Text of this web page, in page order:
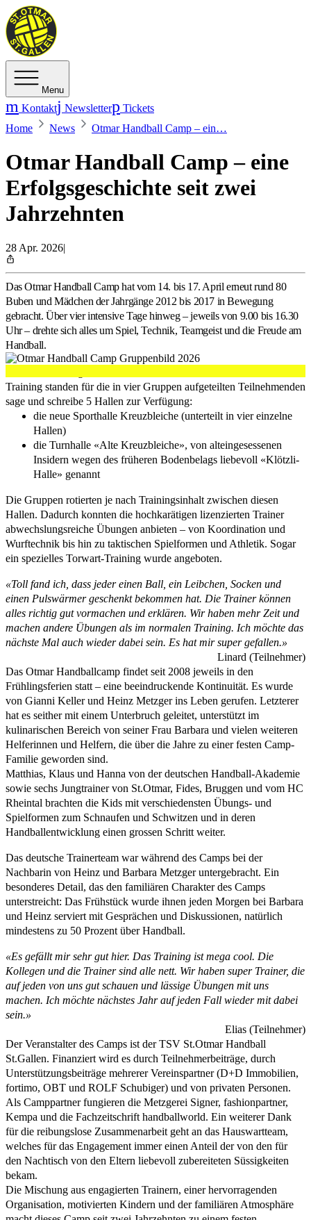
Menu
Kontakt Newsletter
Tickets
Home
News Otmar Handball Camp – ein…
Otmar Handball Camp – eine
Erfolgsgeschichte seit zwei
Jahrzehnten
28 Apr. 2026|
Das Otmar Handball Camp hat vom 14. bis 17. April erneut rund 80
Buben und Mädchen der Jahrgänge 2012 bis 2017 in Bewegung
gebracht. Über vier intensive Tage hinweg – jeweils von 9.00 bis 16.30
Uhr – drehte sich alles um Spiel, Technik, Teamgeist und die Freude am
Handball.
Training standen für die in vier Gruppen aufgeteilten Teilnehmenden
sage und schreibe 5 Hallen zur Verfügung:
die neue Sporthalle Kreuzbleiche (unterteilt in vier einzelne
Hallen)
die Turnhalle «Alte Kreuzbleiche», von alteingesessenen
Insidern wegen des früheren Bodenbelags liebevoll «Klötzli-
Halle» genannt
Die Gruppen rotierten je nach Trainingsinhalt zwischen diesen
Hallen. Dadurch konnten die hochkarätigen lizenzierten Trainer
abwechslungsreiche Übungen anbieten – von Koordination und
Wurftechnik bis hin zu taktischen Spielformen und Athletik. Sogar
ein spezielles Torwart-Training wurde angeboten.
«Toll fand ich, dass jeder einen Ball, ein Leibchen, Socken und
einen Pulswärmer geschenkt bekommen hat. Die Trainer können
alles richtig gut vormachen und erklären. Wir haben mehr Zeit und
machen andere Übungen als im normalen Training. Ich möchte das
nächste Mal auch wieder dabei sein. Es hat mir super gefallen.»
Linard (Teilnehmer)
Das Otmar Handballcamp findet seit 2008 jeweils in den
Frühlingsferien statt – eine beeindruckende Kontinuität. Es wurde
von Gianni Keller und Heinz Metzger ins Leben gerufen. Letzterer
hat es seither mit einem Unterbruch geleitet, unterstützt im
kulinarischen Bereich von seiner Frau Barbara und vielen weiteren
Helferinnen und Helfern, die über die Jahre zu einer festen Camp-
Familie geworden sind.
Matthias, Klaus und Hanna von der deutschen Handball-Akademie
sowie sechs Jungtrainer von St.Otmar, Fides, Bruggen und vom HC
Rheintal brachten die Kids mit verschiedensten Übungs- und
Spielformen zum Schnaufen und Schwitzen und in deren
Handballentwicklung einen grossen Schritt weiter.
Das deutsche Trainerteam war während des Camps bei der
Nachbarin von Heinz und Barbara Metzger untergebracht. Ein
besonderes Detail, das den familiären Charakter des Camps
unterstreicht: Das Frühstück wurde ihnen jeden Morgen bei Barbara
und Heinz serviert mit Gesprächen und Diskussionen, natürlich
mindestens zu 50 Prozent über Handball.
«Es gefällt mir sehr gut hier. Das Training ist mega cool. Die
Kollegen und die Trainer sind alle nett. Wir haben super Trainer, die
auf jeden von uns gut schauen und lässige Übungen mit uns
machen. Ich möchte nächstes Jahr auf jeden Fall wieder mit dabei
sein.»
Elias (Teilnehmer)
Der Veranstalter des Camps ist der TSV St.Otmar Handball
St.Gallen. Finanziert wird es durch Teilnehmerbeiträge, durch
Unterstützungsbeiträge mehrerer Vereinspartner (D+D Immobilien,
fortimo, OBT und ROLF Schubiger) und von privaten Personen.
Als Camppartner fungieren die Metzgerei Signer, fashionpartner,
Kempa und die Fachzeitschrift handballworld. Ein weiterer Dank
für die reibungslose Zusammenarbeit geht an das Hauswartteam,
welches für das Engagement immer einen Anteil der von den für
den Nachtisch von den Eltern liebevoll zubereiteten Süssigkeiten
bekam.
Die Mischung aus engagierten Trainern, einer hervorragenden
Organisation, motivierten Kindern und der familiären Atmosphäre